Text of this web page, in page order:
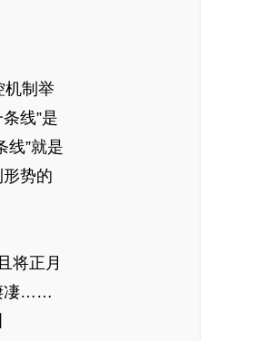
机制举
线”是
线”就是
势的
将正月
凄……